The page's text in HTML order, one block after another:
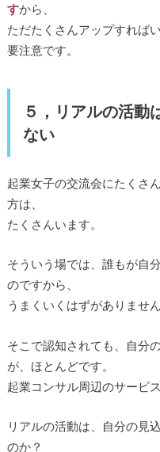
すから、
ただたくさんアップすれば
要注意です。
５，リアルの活動
ない
起業女子の交流会にたくさ
方は、
たくさんいます。
そういう場では、誰もが自
のですから、
うまくいくはずがありません
そこで認知されても、自分
が、ほとんどです。
起業コンサル周辺のサービ
リアルの活動は、自分の見
のか？